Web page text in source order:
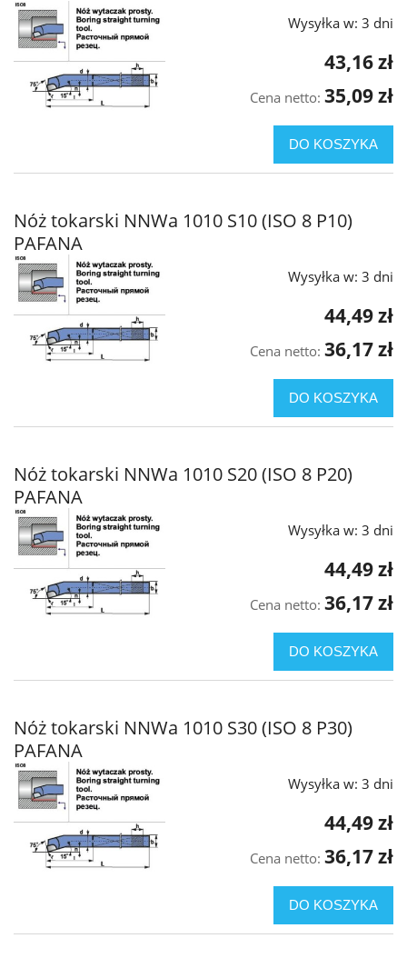
Wysyłka w: 3 dni
43,16 zł
Cena netto: 35,09 zł
DO KOSZYKA
Nóż tokarski NNWa 1010 S10 (ISO 8 P10)
PAFANA
Wysyłka w: 3 dni
44,49 zł
Cena netto: 36,17 zł
DO KOSZYKA
Nóż tokarski NNWa 1010 S20 (ISO 8 P20)
PAFANA
Wysyłka w: 3 dni
44,49 zł
Cena netto: 36,17 zł
DO KOSZYKA
Nóż tokarski NNWa 1010 S30 (ISO 8 P30)
PAFANA
Wysyłka w: 3 dni
44,49 zł
Cena netto: 36,17 zł
DO KOSZYKA